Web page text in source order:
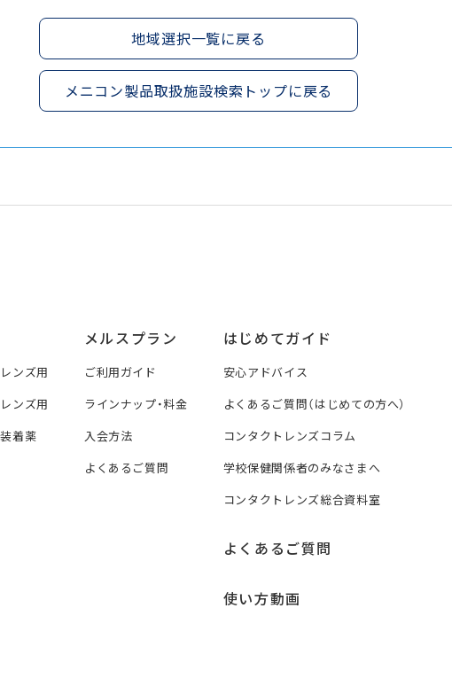
地域選択一覧に戻る
メニコン製品取扱施設検索トップに戻る
ンズ用
ンズ用
着薬
メルスプラン
ご利用ガイド
ラインナップ・料金
入会方法
よくあるご質問
はじめてガイド
安心アドバイス
よくあるご質問（はじめての方へ）
コンタクトレンズコラム
学校保健関係者のみなさまへ
コンタクトレンズ総合資料室
よくあるご質問
使い方動画